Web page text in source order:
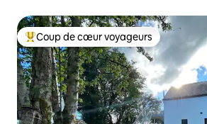
Coups de cœur voyageurs les plus
Coup de cœur voyageurs